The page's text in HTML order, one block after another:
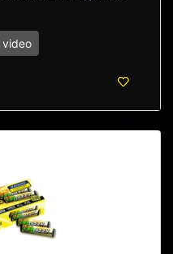
video